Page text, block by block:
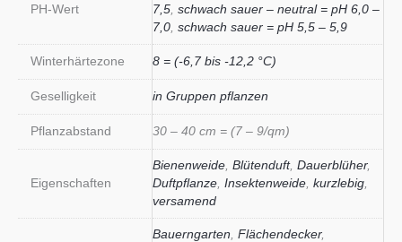
PH-Wert
7,5 schwach sauer – neutral = pH 6,0 –
7,0 schwach sauer = pH 5,5 – 5,9
Winterhärtezone 8 = (-6,7 bis -12,2 °C)
Geselligkeit in Gruppen pflanzen
Pflanzabstand 30 – 40 cm = (7 – 9/qm)
Eigenschaften
Bienenweide Blütenduft, Dauerblüher,
Duftpflanze Insektenweide kurzlebig
versamend
Bauerngarten Flächendecker,